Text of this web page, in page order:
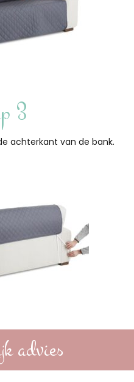
3
achterkant van de bank.
advies